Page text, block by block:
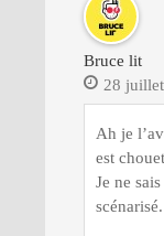
Bruce lit
28
Ah je
est
Je ne
scénarisé.